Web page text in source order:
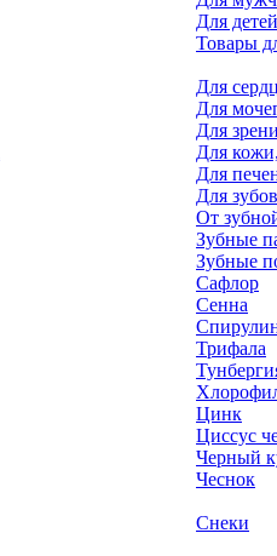
Для детей
Товары
Для
Для
Для
Для
Для
Для
От
Зубные
Зубные
Сафлор
Сенна
Трифала
Цинк
Циссус
Черный
Чеснок
Снеки